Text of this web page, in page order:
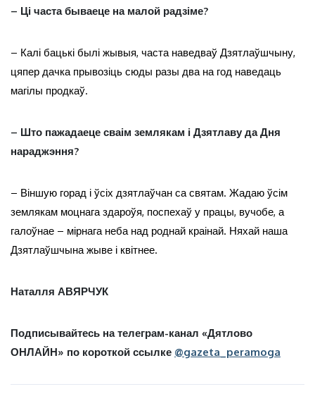
– Ці часта бываеце на малой радзіме?
– Калі бацькі былі жывыя, часта наведваў Дзятлаўшчыну,
цяпер дачка прывозіць сюды разы два на год наведаць
магілы продкаў.
– Што пажадаеце сваім землякам і Дзятлаву да Дня
нараджэння?
– Віншую горад і ўсіх дзятлаўчан са святам. Жадаю ўсім
землякам моцнага здароўя, поспехаў у працы, вучобе, а
галоўнае – мірнага неба над роднай краінай. Няхай наша
Дзятлаўшчына жыве і квітнее.
Наталля АВЯРЧУК
Подписывайтесь на телеграм-канал «Дятлово
ОНЛАЙН» по короткой ссылке @gazeta_peramoga